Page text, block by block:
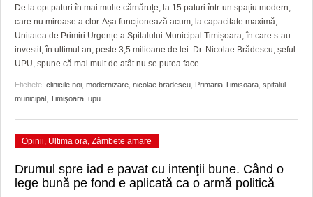
GRĂDINA TAICII DOMNULUI
ZIARISTU’ DE TERASĂ
CU OIŞTEA-N KIERKEGAARD
FINANŢĂRI DE LA A LA Z
PE SURSE
CRONICĂ DE FILM
UNDE MERGEM
FILME DOCUMENTARE
CLIPURI VIDEO
JOCURI ONLINE
ACCIDENTE
ANUNŢURI
INFO SI UTILE
CULTURA
INVATAMANT
JUSTITIE
FILME DOCUMENTARE
De la opt paturi în mai multe cămăruțe, la 15 paturi într-un spațiu modern,
care nu miroase a clor. Așa funcționează acum, la capacitate maximă,
Unitatea de Primiri Urgențe a Spitalului Municipal Timișoara, în care s-au
investit, în ultimul an, peste 3,5 milioane de lei. Dr. Nicolae Brădescu, șeful
UPU, spune că mai mult de atât nu se putea face.
Etichete: clinicile noi modernizare nicolae bradescu Primaria Timisoara spitalul
municipal
Timişoara upu
Opinii, Ultima ora, Zâmbete amare
Drumul spre iad e pavat cu intenţii bune. Când o
lege bună pe fond e aplicată ca o armă politică